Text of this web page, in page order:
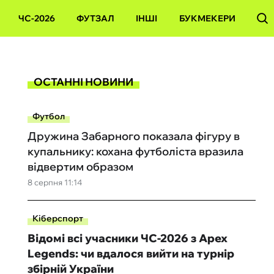
ЧС-2026 ФУТЗАЛ ІНШІ БУКМЕКЕРИ
ОСТАННІ НОВИНИ
Футбол
8 серпня 11:14
Дружина Забарного показала фігуру в
купальнику: кохана футболіста вразила
відвертим образом
Кіберспорт
Відомі всі учасники ЧС-2026 з Apex
Legends: чи вдалося вийти на турнір
збірній України